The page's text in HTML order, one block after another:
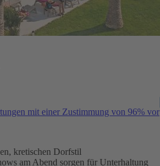
mit einer Zustimmung von 96% vor
kretischen Dorfstil
am Abend sorgen für Unterhaltung